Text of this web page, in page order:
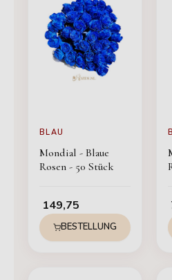
BLAU
Mondial - Blaue
Rosen - 50 Stück
149,75
BESTELLUNG